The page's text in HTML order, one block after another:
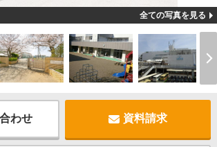
全ての写真を見る
わせ 資料請求